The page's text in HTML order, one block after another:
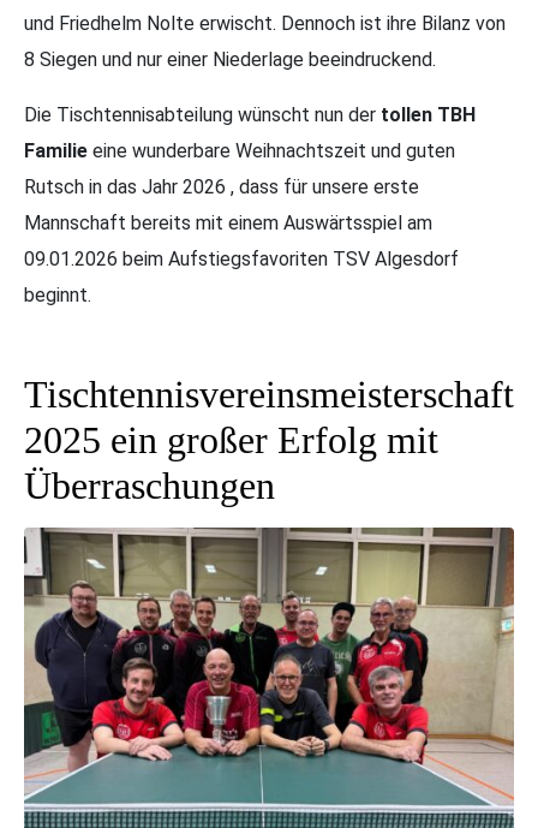
und Friedhelm Nolte erwischt. Dennoch ist ihre Bilanz von
8 Siegen und nur einer Niederlage beeindruckend.
Die Tischtennisabteilung wünscht nun der tollen TBH
Familie eine wunderbare Weihnachtszeit und guten
Rutsch in das Jahr 2026 , dass für unsere erste
Mannschaft bereits mit einem Auswärtsspiel am
09.01.2026 beim Aufstiegsfavoriten TSV Algesdorf
beginnt.
Tischtennisvereinsmeisterschaft
2025 ein großer Erfolg mit
Überraschungen